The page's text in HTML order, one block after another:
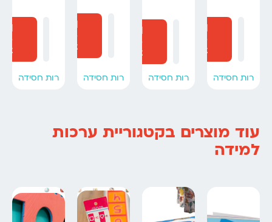
Add
to
cart
רות חסידה
Add
to
cart
רות חסידה
Add
to
cart
רות חסידה
to
רות חסידה
עוד מוצרים בקטגוריית ערכות
למידה